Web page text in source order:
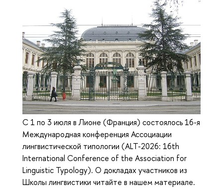
С 1 по 3 июля в Лионе (Франция) состоялось 16-я
Международная конференция Ассоциации
лингвистической типологии (ALT-2026: 16th
International Conference of the Association for
Linguistic Typology). О докладах участников из
Школы лингвистики читайте в нашем материале.